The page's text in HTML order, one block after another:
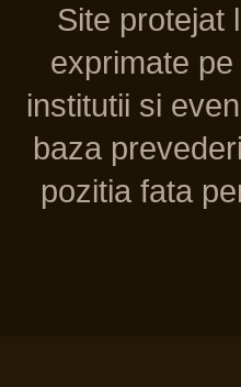
Site protejat
exprimate
institutii si
baza
pozitia fata